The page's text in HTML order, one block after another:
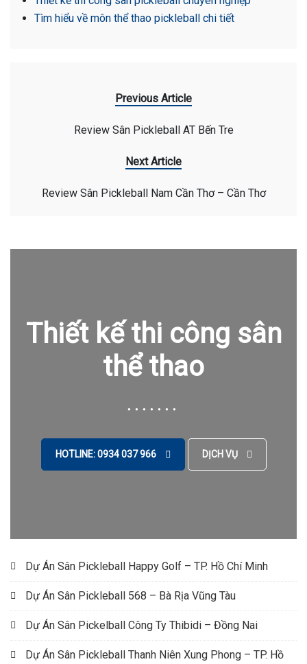
Tìm hiểu về môn thể thao pickleball chi tiết
Previous Article
Review Sân Pickleball AT Bến Tre
Next Article
Review Sân Pickleball Nam Cần Thơ – Cần Thơ
Thiết kế thi công sân
thể thao
HOTLINE: 0934 037 966 DỊCH VỤ
Dự Án Sân Pickleball Happy Golf – TP. Hồ Chí Minh
Dự Án Sân Pickleball 568 – Bà Rịa Vũng Tàu
Dự Án Sân Pickelball Công Ty Thibidi – Đồng Nai
Dự Án Sân Pickleball Thanh Niên Xung Phong – TP. Hồ